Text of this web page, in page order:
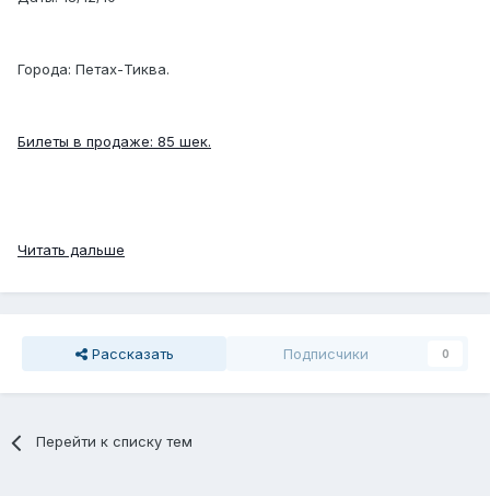
Города: Петах-Тиква.
Билеты в продаже: 85 шек.
Читать дальше
Рассказать Подписчики 0
Перейти к списку тем